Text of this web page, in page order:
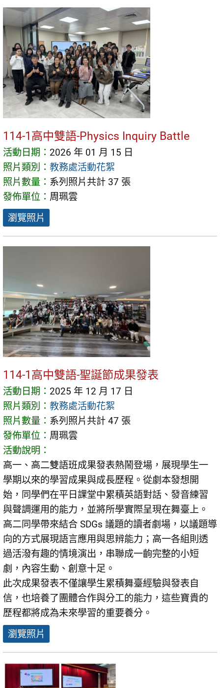
114-1高中雙語-Physics Inquiry Battle
活動日期： 2026 年 01 月 15 日
照片類別： 教務處活動花絮
照片數量： 系列照片共計 37 張
發佈單位： 周珮雲
瀏覽照片
114-1高中雙語-聖誕節成果發表
活動日期： 2025 年 12 月 17 日
照片類別： 教務處活動花絮
照片數量： 系列照片共計 47 張
發佈單位： 周珮雲
活動說明：
高一、高二雙語班成果發表熱鬧登場，展現學生一
學期以來的學習成果與成長歷程。從劇本發想開
始，同學們在平日課堂中累積英語對話、發音練習
與聲調運用的能力，並將所學實際呈現在舞臺上。
高二同學帶來結合 SDGs 議題的讀者劇場，以議題導
向的方式展現語言應用與思辨能力；高一各組則透
過活潑有趣的情境演出，串聯成一齣完整的小短
劇，內容生動、創意十足。
此次成果發表不僅讓學生累積舞臺經驗與發表自
信，也培養了團體合作與分工的能力，這些寶貴的
歷程都將成為未來學習的重要養分。
瀏覽照片